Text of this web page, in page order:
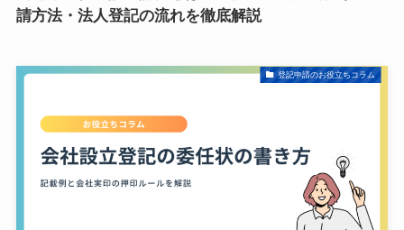
請方法・法人登記の流れを徹底解説
登記申請のお役立ちコラム